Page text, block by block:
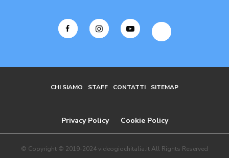
CHI SIAMO STAFF CONTATTI SITEMAP
Privacy Policy Cookie Policy
© Copyright © 2019-2024 videogiochitalia.it All Rights Reserved